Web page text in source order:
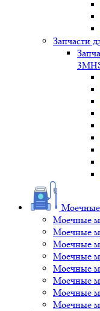
Запчасти
Моечные
Моечные
Моечные
Моечные
Моечные
Моечные
Моечные
Моечные